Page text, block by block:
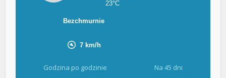
Godzina po godzinie Na 45 dni